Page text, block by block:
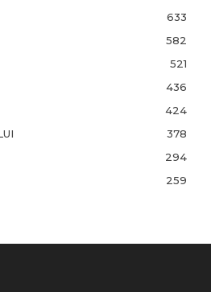
633
582
521
436
424
378
294
259